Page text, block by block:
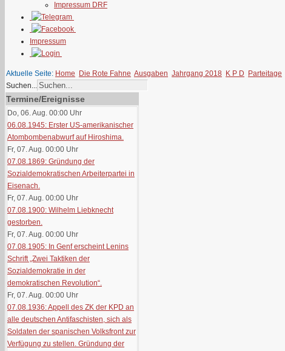
Impressum DRF
Impressum
Aktuelle Seite: Home Die Rote Fahne Ausgaben Jahrgang 2018 K P D Parteitage
Suchen...
Termine/Ereignisse
Do, 06. Aug. 00:00 Uhr
06.08.1945: Erster US-amerikanischer
Atombombenabwurf auf Hiroshima.
Fr, 07. Aug. 00:00 Uhr
07.08.1869: Gründung der
Sozialdemokratischen Arbeiterpartei in
Eisenach.
Fr, 07. Aug. 00:00 Uhr
07.08.1900: Wilhelm Liebknecht
gestorben.
Fr, 07. Aug. 00:00 Uhr
07.08.1905: In Genf erscheint Lenins
Schrift „Zwei Taktiken der
Sozialdemokratie in der
demokratischen Revolution“.
Fr, 07. Aug. 00:00 Uhr
07.08.1936: Appell des ZK der KPD an
alle deutschen Antifaschisten, sich als
Soldaten der spanischen Volksfront zur
Verfügung zu stellen. Gründung der